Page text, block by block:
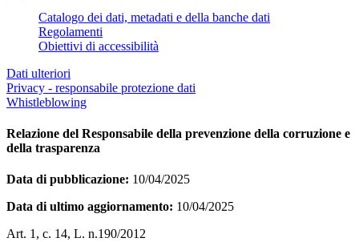
Catalogo dei dati, metadati e della banche dati
Regolamenti
Obiettivi di accessibilità
Dati ulteriori
Privacy - responsabile protezione dati
Whistleblowing
Relazione del Responsabile della prevenzione della corruzione e
della trasparenza
Data di pubblicazione: 10/04/2025
Data di ultimo aggiornamento: 10/04/2025
Art. 1, c. 14, L. n.190/2012